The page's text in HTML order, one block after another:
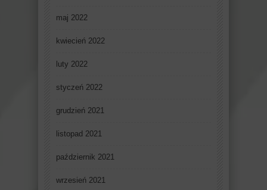
maj 2022
kwiecień 2022
luty 2022
styczeń 2022
grudzień 2021
listopad 2021
październik 2021
wrzesień 2021